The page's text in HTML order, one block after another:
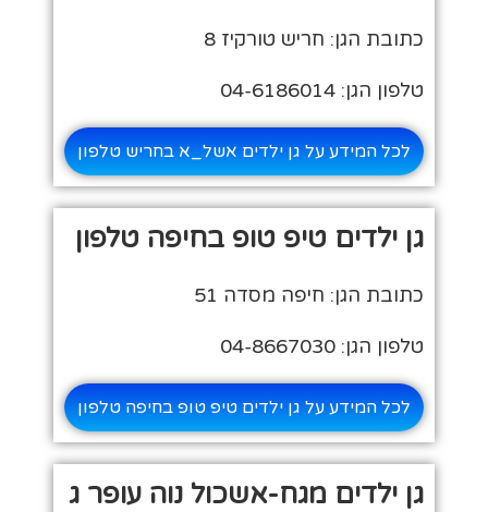
כתובת הגן: חריש טורקיז 8
טלפון הגן: 04-6186014
לכל המידע על גן ילדים אשל_א בחריש טלפון
גן ילדים טיפ טופ בחיפה טלפון
כתובת הגן: חיפה מסדה 51
טלפון הגן: 04-8667030
לכל המידע על גן ילדים טיפ טופ בחיפה טלפון
גן ילדים מגח-אשכול נוה עופר ג